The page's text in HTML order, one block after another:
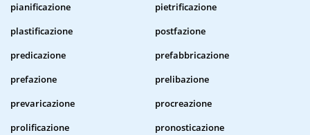
pianificazione
pietrificazione
plastificazione
postfazione
predicazione
prefabbricazione
prefazione
prelibazione
prevaricazione
procreazione
prolificazione
pronosticazione